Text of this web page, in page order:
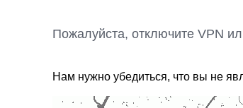
Пожалуйста, отключите VPN
Нам нужно убедиться, что вы не